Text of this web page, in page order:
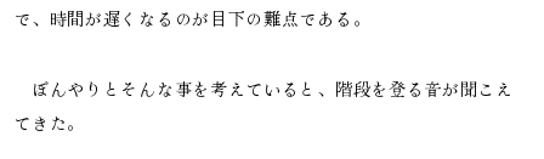
で、時間が遅くなるのが目下の難点である。
ぼんやりとそんな事を考えていると、階段を登る音が聞こえ
てきた。